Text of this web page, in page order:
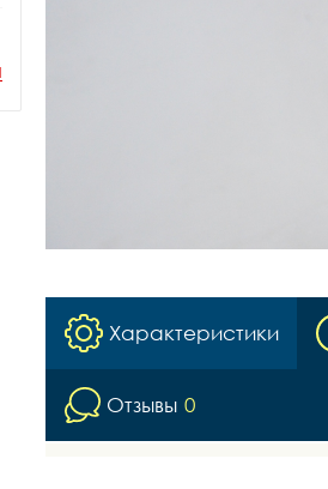
Характеристики
Отзывы 0